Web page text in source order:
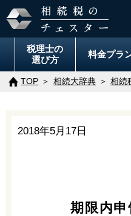
税理士の
選び方
料金プラ
TOP 相続大辞典 相続
2018年5月17日
期限内